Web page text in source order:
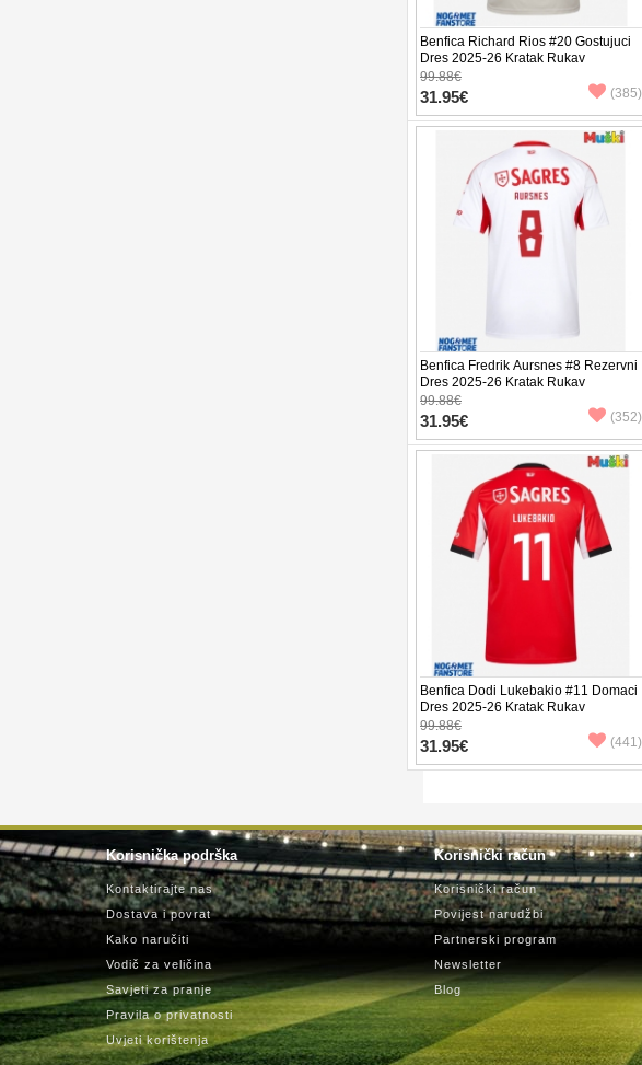
Benfica Richard Rios #20 Gostujuci
Dres 2025-26 Kratak Rukav
99.88€
31.95€ (385)
Benfica Fredrik Aursnes #8 Rezervni
Dres 2025-26 Kratak Rukav
99.88€
31.95€ (352)
Benfica Dodi Lukebakio #11 Domaci
Dres 2025-26 Kratak Rukav
99.88€
31.95€ (441)
Korisnička podrška
Kontaktirajte nas
Dostava i povrat
Kako naručiti
Vodič za veličina
Savjeti za pranje
Pravila o privatnosti
Uvjeti korištenja
Korisnički račun
Korisnički račun
Povijest narudžbi
Partnerski program
Newsletter
Blog